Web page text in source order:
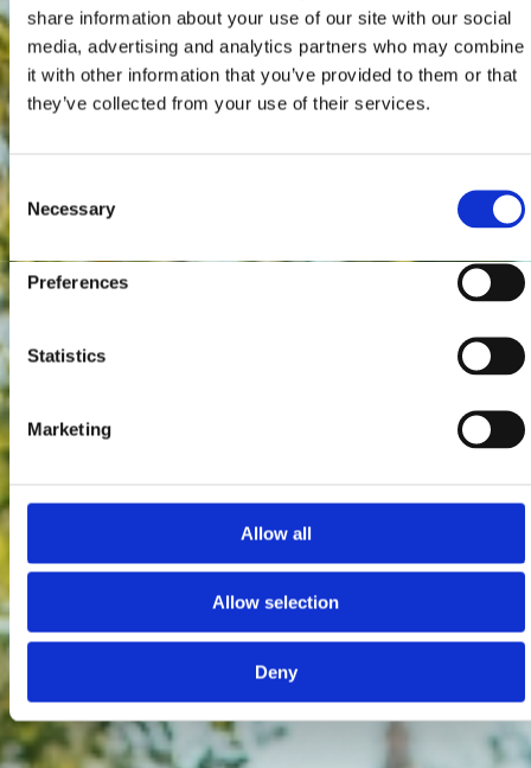
share information about your use of our site with our social
media, advertising and analytics partners who may combine
it with other information that you’ve provided to them or that
they’ve collected from your use of their services.
Selection
Necessary
Preferences
Statistics
Marketing
Allow all
Allow selection
Deny